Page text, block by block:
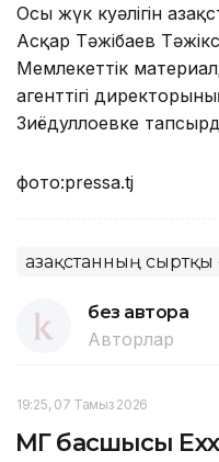
Осы жүк куәлігін
Асқар Тәжібаев
Мемлекеттік
агенттігі
Зиёдуллоевке
фото:pressa.tj
Қазақстанның сыртқы
без автора
Авторлар
19:25, 07 Тамыз 2026
ҚМГ басшысы